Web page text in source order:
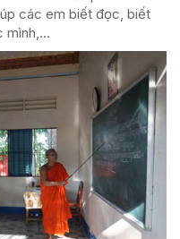
các em biết đọc, biết
mình,...